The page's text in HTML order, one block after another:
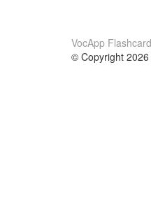
VocApp
© Copyright 2026